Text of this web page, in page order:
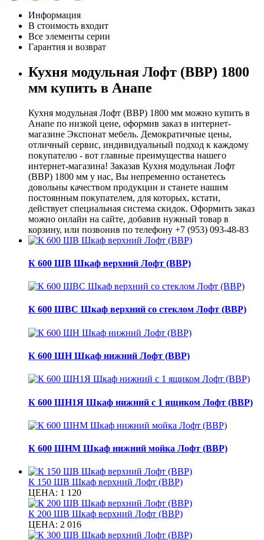
Информация
В стоимость входит
Все элементы серии
Гарантия и возврат
Кухня модульная Лофт (ВВР) 1800
мм купить в Анапе
Кухня модульная Лофт (ВВР) 1800 мм можно купить в
Анапе по низкой цене, оформив заказ в интернет-
магазине Экспонат мебель. Демократичные цены,
отличный сервис, индивидуальный подход к каждому
покупателю - вот главные преимущества нашего
интернет-магазина! Заказав Кухня модульная Лофт
(ВВР) 1800 мм у нас, Вы непременно останетесь
довольны качеством продукции и станете нашим
постоянным покупателем, для которых, кстати,
действует специальная система скидок. Оформить заказ
можно онлайн на сайте, добавив нужный товар в
корзину, или позвонив по телефону +7 (953) 093-48-83
К 600 ШВ Шкаф верхний Лофт (ВВР)
К 600 ШВС Шкаф верхний со стеклом Лофт (ВВР)
К 600 ШН Шкаф нижний Лофт (ВВР)
К 600 ШН1Я Шкаф нижний с 1 ящиком Лофт (ВВР)
К 600 ШНМ Шкаф нижний мойка Лофт (ВВР)
К 150 ШВ Шкаф верхний Лофт (ВВР)
ЦЕНА: 1 120
К 200 ШВ Шкаф верхний Лофт (ВВР)
ЦЕНА: 2 016